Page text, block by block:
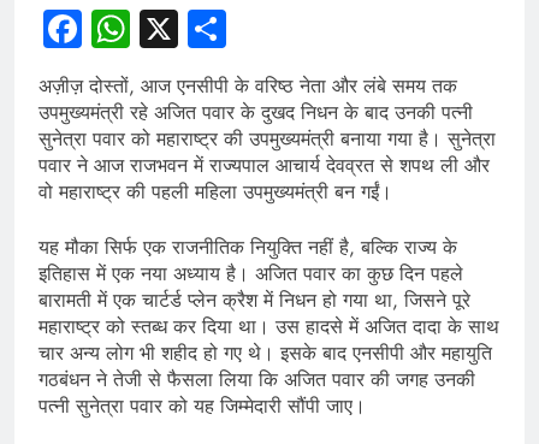
Facebook
WhatsApp
X
अज़ीज़ दोस्तों, आज एनसीपी के वरिष्ठ नेता और लंबे समय तक
उपमुख्यमंत्री रहे अजित पवार के दुखद निधन के बाद उनकी पत्नी
सुनेत्रा पवार को महाराष्ट्र की उपमुख्यमंत्री बनाया गया है। सुनेत्रा
पवार ने आज राजभवन में राज्यपाल आचार्य देवव्रत से शपथ ली और
वो महाराष्ट्र की पहली महिला उपमुख्यमंत्री बन गईं।
यह मौका सिर्फ एक राजनीतिक नियुक्ति नहीं है, बल्कि राज्य के
इतिहास में एक नया अध्याय है। अजित पवार का कुछ दिन पहले
बारामती में एक चार्टर्ड प्लेन क्रैश में निधन हो गया था, जिसने पूरे
महाराष्ट्र को स्तब्ध कर दिया था। उस हादसे में अजित दादा के साथ
चार अन्य लोग भी शहीद हो गए थे। इसके बाद एनसीपी और महायुति
गठबंधन ने तेजी से फैसला लिया कि अजित पवार की जगह उनकी
पत्नी सुनेत्रा पवार को यह जिम्मेदारी सौंपी जाए।